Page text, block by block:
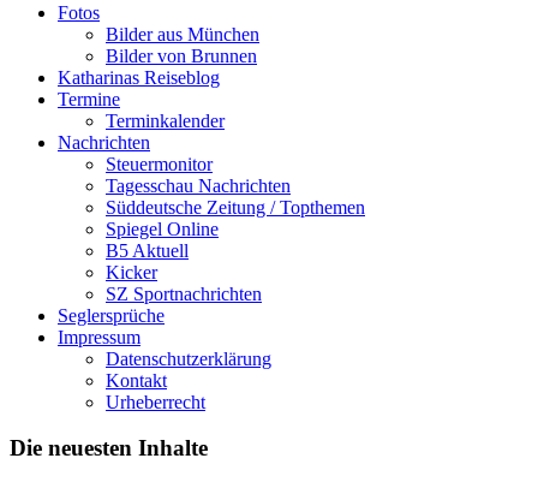
Fotos
Bilder aus München
Bilder von Brunnen
Katharinas Reiseblog
Termine
Terminkalender
Nachrichten
Steuermonitor
Tagesschau Nachrichten
Süddeutsche Zeitung / Topthemen
Spiegel Online
B5 Aktuell
Kicker
SZ Sportnachrichten
Seglersprüche
Impressum
Datenschutzerklärung
Kontakt
Urheberrecht
Die neuesten Inhalte